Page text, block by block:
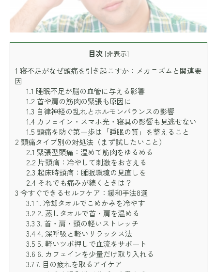
目次 [非表示]
1 寝不足がなぜ頭痛を引き起こすか：メカニズムと関連要
因
1.1 睡眠不足が脳の血管に与える影響
1.2 首や肩の筋肉の緊張も原因に
1.3 自律神経の乱れとホルモンバランスの影響
1.4カフェイン・スマホ光・寝具の影響も見逃せない
1.5 頭痛を防ぐ第一歩は「睡眠の質」を整えること
2 頭痛タイプ別の対処法（まず試したいこと）
2.1 緊張型頭痛：温めて筋肉をゆるめる
2.2 片頭痛：冷やして刺激をおさえる
2.3 起床時頭痛：睡眠環境の見直しを
2.4それでも痛みが続くときは？
3 今すぐできるセルフケア：緩和手法8選
3.1 1. 冷却タオルでこめかみを冷やす
3.2 2. 蒸しタオルで首・肩を温める
3.3 3. 首・肩・頭の軽いストレッチ
3.44. 深呼吸と軽いリラックス法
3.5 5. 軽いツボ押しで血流をサポート
3.6 6. カフェインを少量だけ取り入れる
3.77. 目の疲れを取るアイケア